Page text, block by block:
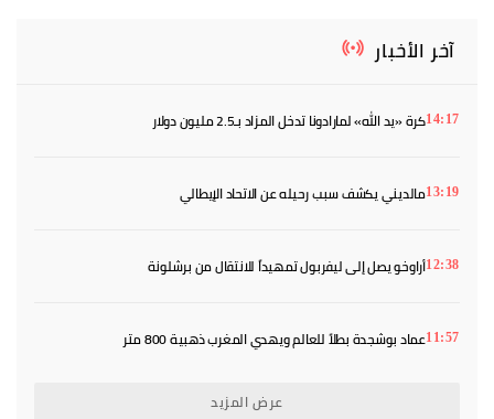
آخر الأخبار
14:17كرة «يد الله» لمارادونا تدخل المزاد بـ2.5 مليون دولار
13:19مالديني يكشف سبب رحيله عن الاتحاد الإيطالي
12:38أراوخو يصل إلى ليفربول تمهيداً للانتقال من برشلونة
11:57عماد بوشجدة بطلاً للعالم ويهدي المغرب ذهبية 800 متر
عرض المزيد